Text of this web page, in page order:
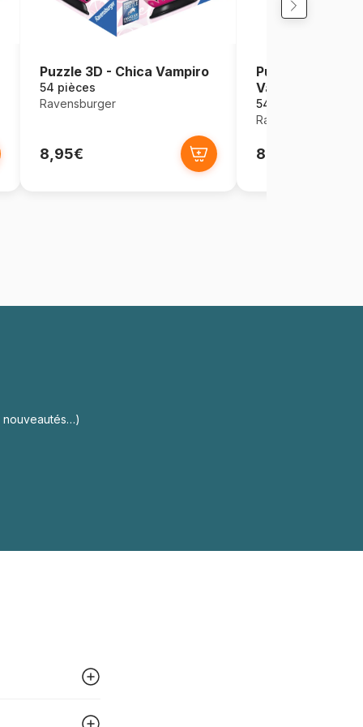
Puzzle 3D - Chica Vampiro
54 pièces
Ravensburger
8,95€
Puzzle Ball 3D -
Vampiro
54 pièces
Ravensburger
8,95€
nouveautés…)